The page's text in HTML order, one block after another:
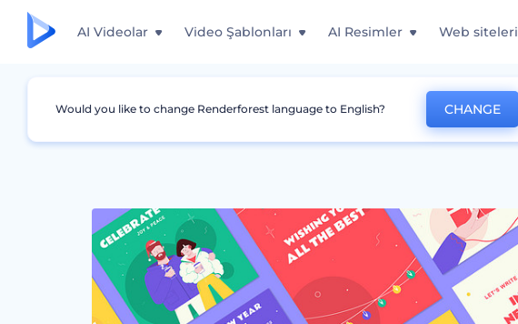
AI Videolar Video Şablonları AI Resimler Web siteleri
Grafikler Instagram Story'si Yeni Yıl Tebriği Tasarımları
Would you like to change Renderforest language to English? CHANGE